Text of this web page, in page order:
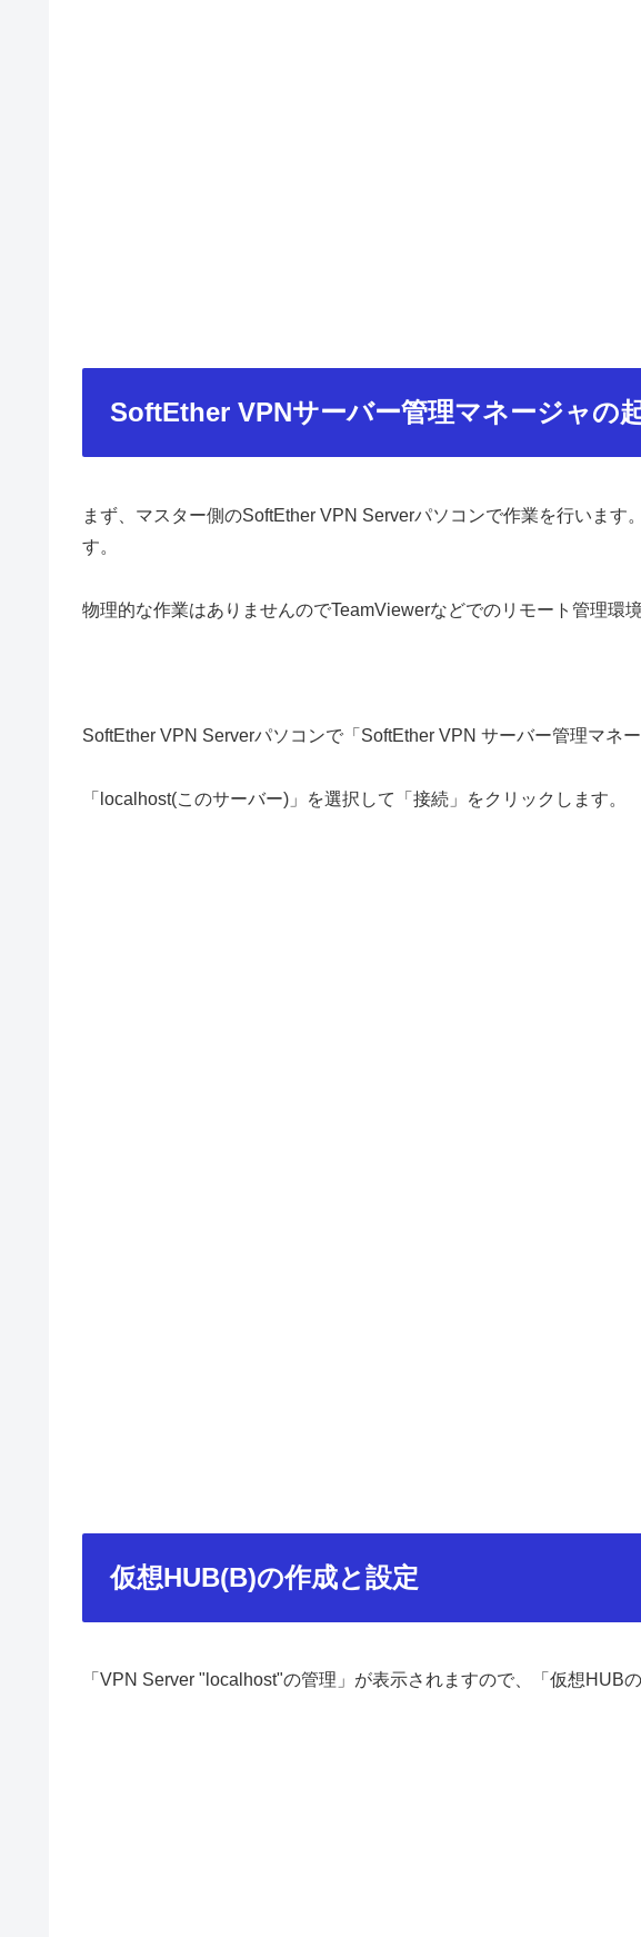
SoftEther VPNサーバー管理マネージャの
まず、マスター側のSoftEther VPN Serverパソコンで作業を行います
す。
物理的な作業はありませんのでTeamViewerなどでのリモート管理環
SoftEther VPN Serverパソコンで「SoftEther VPN サーバー管理マネ
「localhost(このサーバー)」を選択して「接続」をクリックします。
仮想HUB(B)の作成と設定
「VPN Server "localhost"の管理」が表示されますので、「仮想HUB